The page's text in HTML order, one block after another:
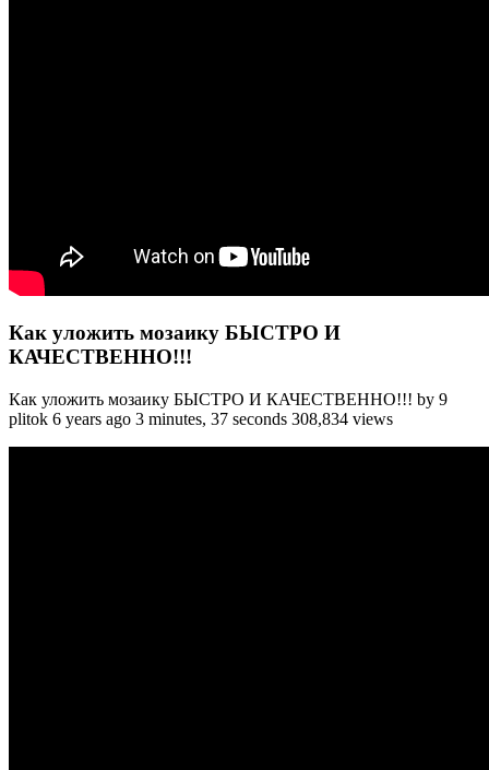
Как уложить мозаику БЫСТРО И
КАЧЕСТВЕННО!!!
Как уложить мозаику БЫСТРО И КАЧЕСТВЕННО!!! by 9
plitok 6 years ago 3 minutes, 37 seconds 308,834 views